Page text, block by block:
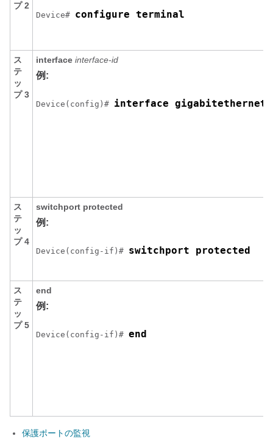
プ 2
Device# configure terminal
ス
テ
ッ
プ 3
interface interface-id
例:
Device(config)# interface gigabitethernet
ス
テ
ッ
プ 4
switchport protected
例:
Device(config-if)# switchport protected
ス
テ
ッ
プ 5
end
例:
Device(config-if)# end
保護ポートの監視